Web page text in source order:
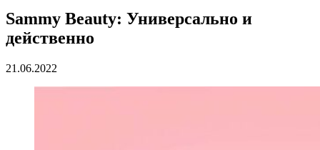
Sammy Beauty: Универсально и
действенно
21.06.2022